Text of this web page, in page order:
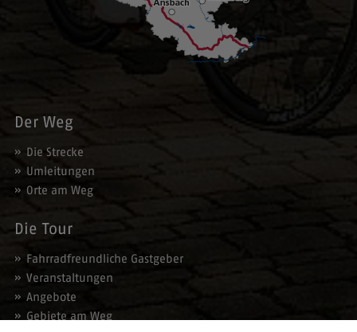
Der Weg
Die Strecke
Umleitungen
Orte am Weg
Die Tour
Fahrradfreundliche Gastgeber
Veranstaltungen
Angebote
Gebiete am Weg